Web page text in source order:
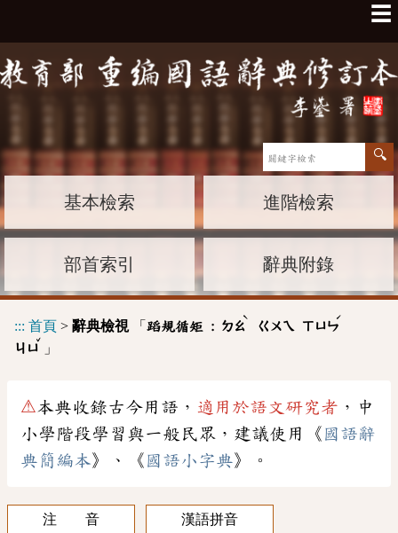
☰
基本檢索 進階檢索
部首索引 辭典附錄
::: 首頁 > 辭典檢視「 蹈規循矩 : ㄉㄠ
ˋ
ㄍㄨㄟ ㄒㄩㄣ
ˊ
ㄐㄩ
ˇ
」
⚠本典收錄古今用語， 適用於語文研究者 ，中
小學階段學習與一般民眾，建議使用《 國語辭
典簡編本》、《 國語小字典》。
注 音
漢語拼音